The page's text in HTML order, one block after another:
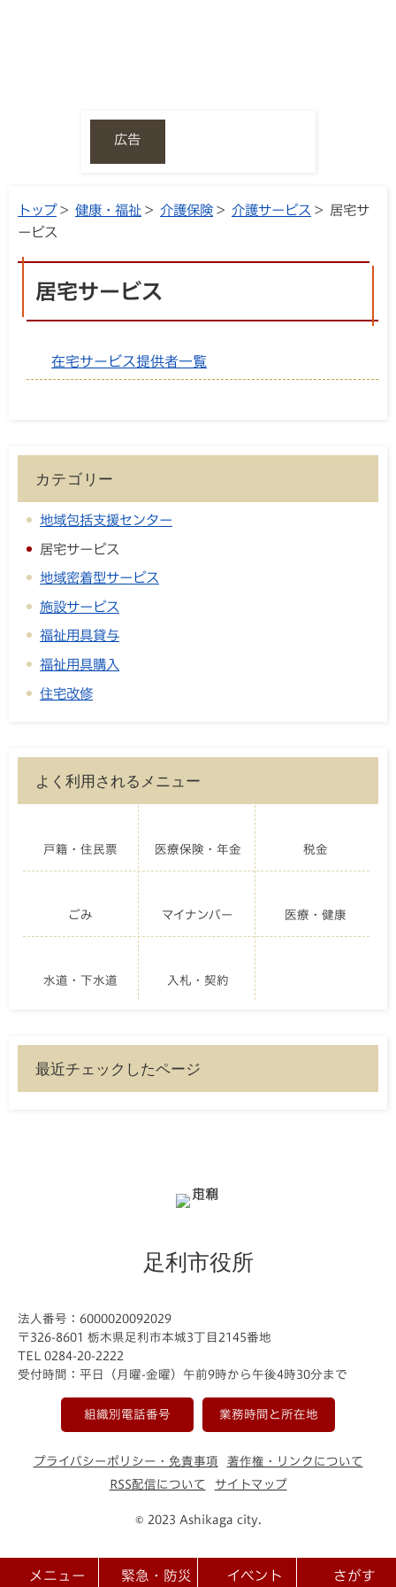
広告
トップ> 健康・福祉 > 介護保険 > 介護サービス > 居宅サ
ービス
居宅サービス
在宅サービス提供者一覧
カテゴリー
地域包括支援センター
居宅サービス
地域密着型サービス
施設サービス
福祉用具貸与
福祉用具購入
住宅改修
よく利用されるメニュー
戸籍・住民票 医療保険・年金 税金
ごみ マイナンバー 医療・健康
水道・下水道 入札・契約
最近チェックしたページ
足利市役所
法人番号：6000020092029
〒326-8601 栃木県足利市本城3丁目2145番地
TEL 0284-20-2222
受付時間：平日（月曜-金曜）午前9時から午後4時30分まで
組織別電話番号 業務時間と所在地
プライバシーポリシー・免責事項
著作権・リンクについて
RSS配信について
サイトマップ
© 2023 Ashikaga city.
メニュー 緊急・防災 イベント さがす